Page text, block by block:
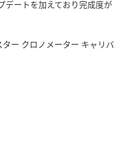
デートを加えており完成度が
ー クロノメーター キャリバ